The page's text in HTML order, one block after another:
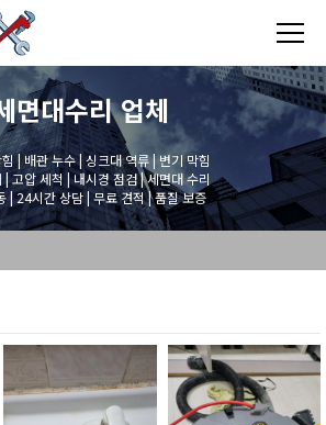
면대수리업체
| 배관 누수 | 싱크대 역류 | 변기 막힘
| 고압 세척 | 내시경 점검 | 세면대 수리
| 24시간 상담 | 무료 견적 | 품질 보증